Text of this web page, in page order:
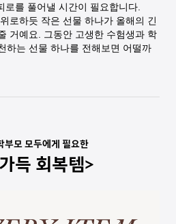
로를 풀어낼 시간이 필요합니다.
로하듯 작은 선물 하나가 올해의 긴
거예요. 그동안 고생한 수험생과 학
하는 선물 하나를 전해보면 어떨까
부모 모두에게 필요한
득 회복템>